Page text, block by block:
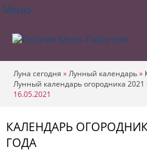
Меню
Луна сегодня »Лунный календарь»
Лунный календарь огородника 2021
16.05.2021
КАЛЕНДАРЬ
ГОДА